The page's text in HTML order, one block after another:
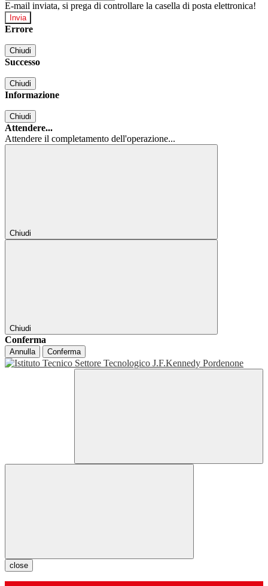
E-mail inviata, si prega di controllare la casella di posta elettronica!
Errore
Chiudi
Successo
Chiudi
Informazione
Chiudi
Attendere...
Attendere il completamento dell'operazione...
Chiudi
Chiudi
Conferma
Annulla Conferma
close